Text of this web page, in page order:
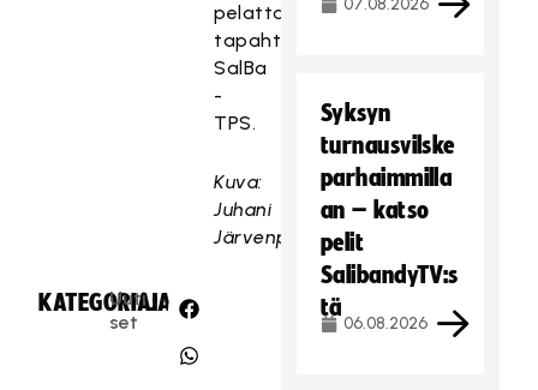
pelattava
tapahtumaottelu
SalBa
-
TPS.
Kuva:
Juhani
Järvenpää
KATEGORIA:
Uuti
set
JAA:
07.08.2026
Syksyn
turnausvilske
parhaimmilla
an – katso
pelit
SalibandyTV:s
tä
06.08.2026